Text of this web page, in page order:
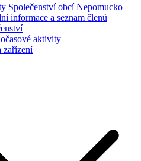
Společenství obcí Nepomucko
informace a seznam členů
aktivity
zařízení